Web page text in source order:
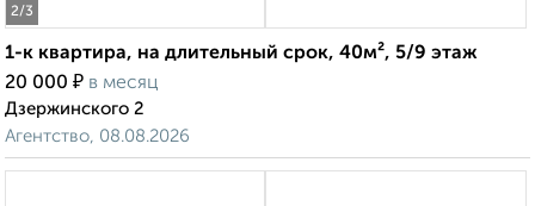
2/3
1-к квартира, на длительный срок, 40м², 5/9 этаж
20 000 ₽ в месяц
Дзержинского 2
Агентство, 08.08.2026